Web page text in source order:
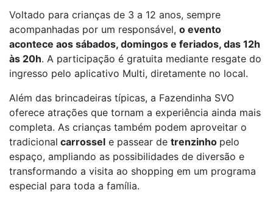
Voltado para crianças de 3 a 12 anos, sempre
acompanhadas por um responsável, o evento
acontece aos sábados, domingos e feriados, das 12h
às 20h. A participação é gratuita mediante resgate do
ingresso pelo aplicativo Multi, diretamente no local.
Além das brincadeiras típicas, a Fazendinha SVO
oferece atrações que tornam a experiência ainda mais
completa. As crianças também podem aproveitar o
tradicional carrossel e passear de trenzinho pelo
espaço, ampliando as possibilidades de diversão e
transformando a visita ao shopping em um programa
especial para toda a família.